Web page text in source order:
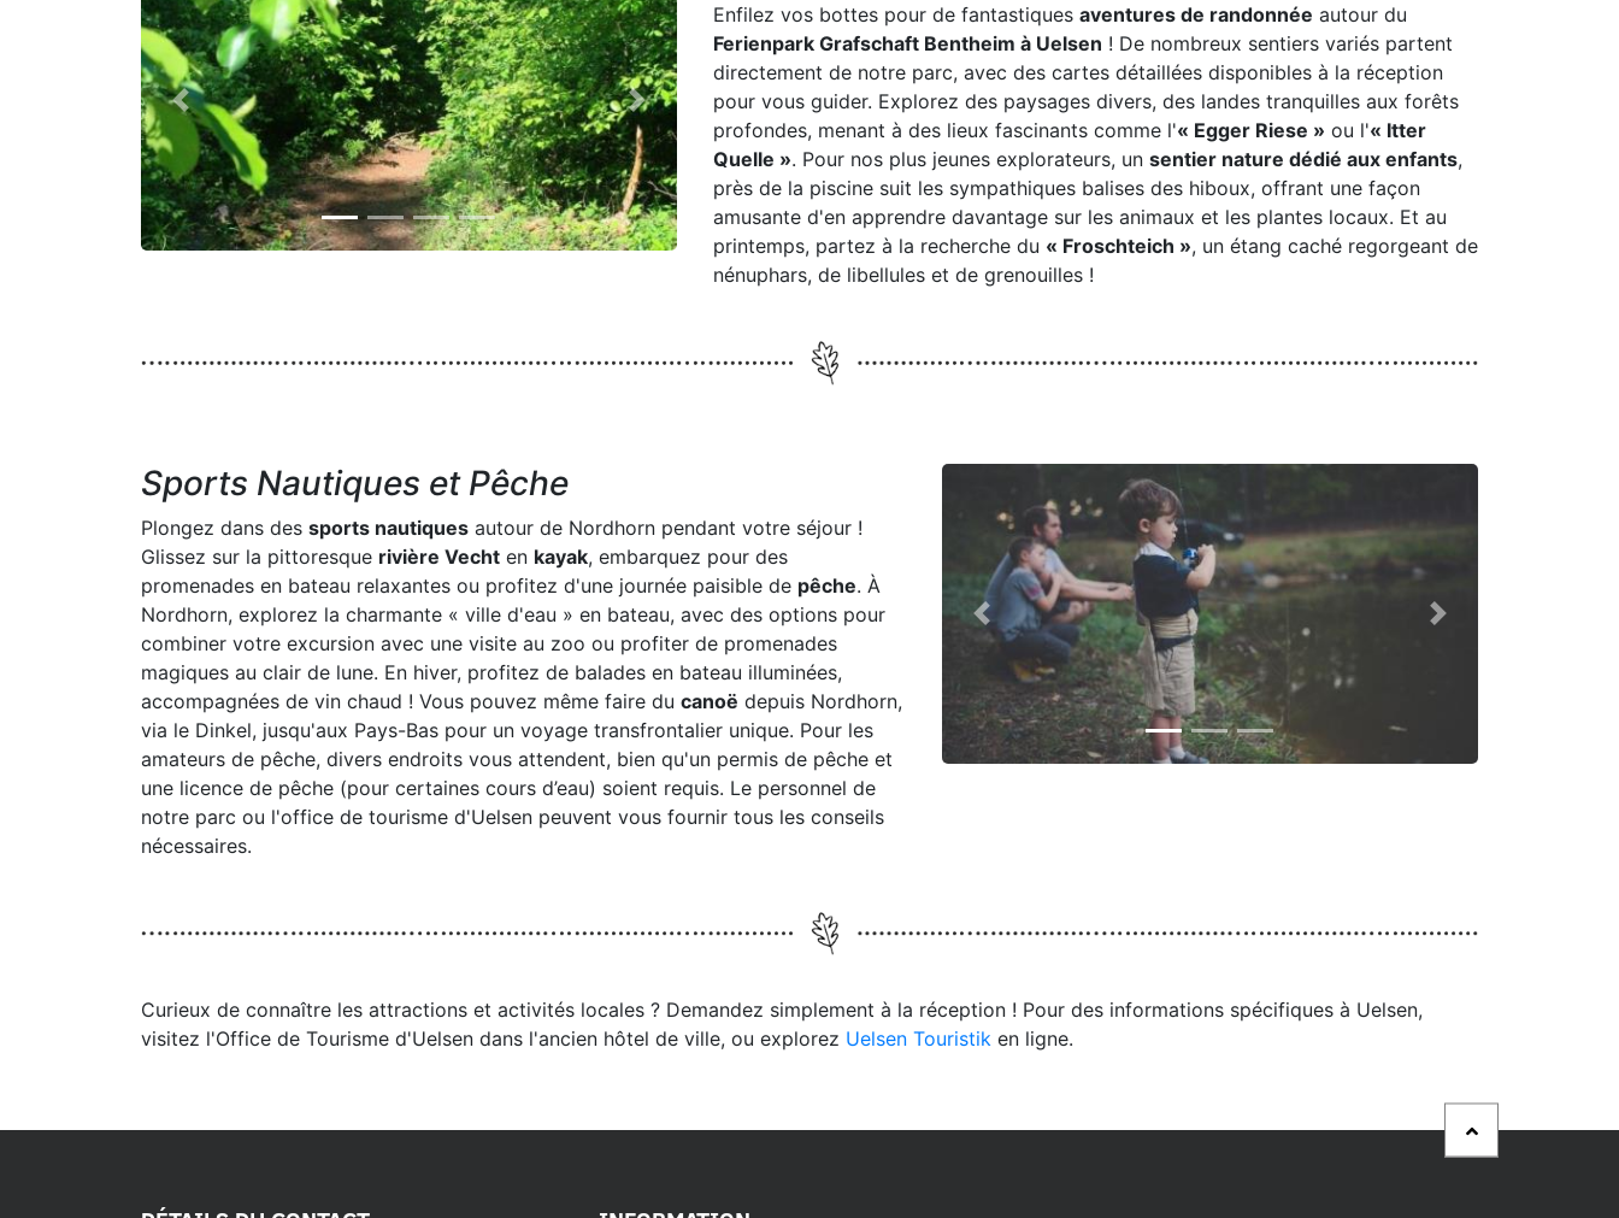
Previous Next
Enfilez vos bottes pour de fantastiques aventures de randonnée autour du
Ferienpark Grafschaft Bentheim à Uelsen ! De nombreux sentiers variés partent
directement de notre parc, avec des cartes détaillées disponibles à la réception
pour vous guider. Explorez des paysages divers, des landes tranquilles aux forêts
profondes, menant à des lieux fascinants comme l'« Egger Riese » ou l'« Itter
Quelle ». Pour nos plus jeunes explorateurs, un sentier nature dédié aux enfants,
près de la piscine suit les sympathiques balises des hiboux, offrant une façon
amusante d'en apprendre davantage sur les animaux et les plantes locaux. Et au
printemps, partez à la recherche du « Froschteich », un étang caché regorgeant de
nénuphars, de libellules et de grenouilles !
Sports Nautiques et Pêche
Plongez dans des sports nautiques autour de Nordhorn pendant votre séjour !
Glissez sur la pittoresque rivière Vecht en kayak, embarquez pour des
promenades en bateau relaxantes ou profitez d'une journée paisible de pêche. À
Nordhorn, explorez la charmante « ville d'eau » en bateau, avec des options pour
combiner votre excursion avec une visite au zoo ou profiter de promenades
magiques au clair de lune. En hiver, profitez de balades en bateau illuminées,
accompagnées de vin chaud ! Vous pouvez même faire du canoë depuis Nordhorn,
via le Dinkel, jusqu'aux Pays-Bas pour un voyage transfrontalier unique. Pour les
amateurs de pêche, divers endroits vous attendent, bien qu'un permis de pêche et
une licence de pêche (pour certaines cours d’eau) soient requis. Le personnel de
notre parc ou l'office de tourisme d'Uelsen peuvent vous fournir tous les conseils
nécessaires.
Previous Next
Curieux de connaître les attractions et activités locales ? Demandez simplement à la réception ! Pour des informations spécifiques à Uelsen,
visitez l'Office de Tourisme d'Uelsen dans l'ancien hôtel de ville, ou explorez Uelsen Touristik en ligne.